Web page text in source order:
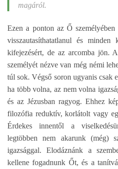
magáról.
Ezen a ponton az Ő személyében
visszautasíthatatlanul és minden
kifejezésért, de az arcomba jön.
személyét nézve van még némi
túl sok. Végső soron ugyanis csak
ha több volna, az nem volna
és az Jézusban ragyog. Ehhez
filozófia reduktív, korlátolt vagy
Érdekes innentől a
legtöbben nem akarunk (még)
igazsággal. Elodáznánk a
kellene fogadnunk Őt, és a